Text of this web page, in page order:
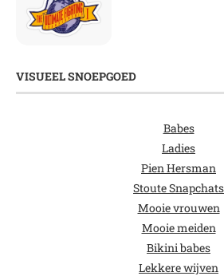
VISUEEL SNOEPGOED
Babes
Ladies
Pien Hersman
Stoute Snapchats
Mooie vrouwen
Mooie meiden
Bikini babes
Lekkere wijven